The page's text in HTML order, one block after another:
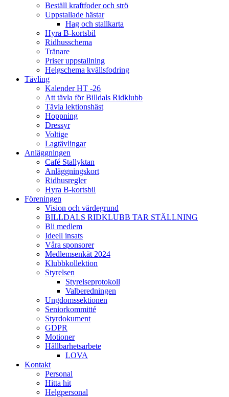
Beställ kraftfoder och strö
Uppstallade hästar
Hag och stallkarta
Hyra B-kortsbil
Ridhusschema
Tränare
Priser uppstallning
Helgschema kvällsfodring
Tävling
Kalender HT -26
Att tävla för Billdals Ridklubb
Tävla lektionshäst
Hoppning
Dressyr
Voltige
Lagtävlingar
Anläggningen
Café Stallyktan
Anläggningskort
Ridhusregler
Hyra B-kortsbil
Föreningen
Vision och värdegrund
BILLDALS RIDKLUBB TAR STÄLLNING
Bli medlem
Ideell insats
Våra sponsorer
Medlemsenkät 2024
Klubbkollektion
Styrelsen
Styrelseprotokoll
Valberedningen
Ungdomssektionen
Seniorkommitté
Styrdokument
GDPR
Motioner
Hållbarhetsarbete
LOVA
Kontakt
Personal
Hitta hit
Helgpersonal